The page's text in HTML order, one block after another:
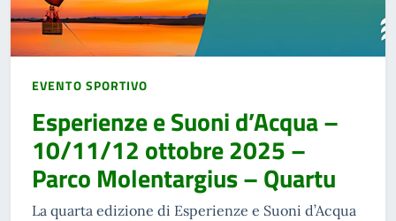
EVENTO SPORTIVO
Esperienze e Suoni d’Acqua –
10/11/12 ottobre 2025 –
Parco Molentargius – Quartu
La quarta edizione di Esperienze e Suoni d’Acqua